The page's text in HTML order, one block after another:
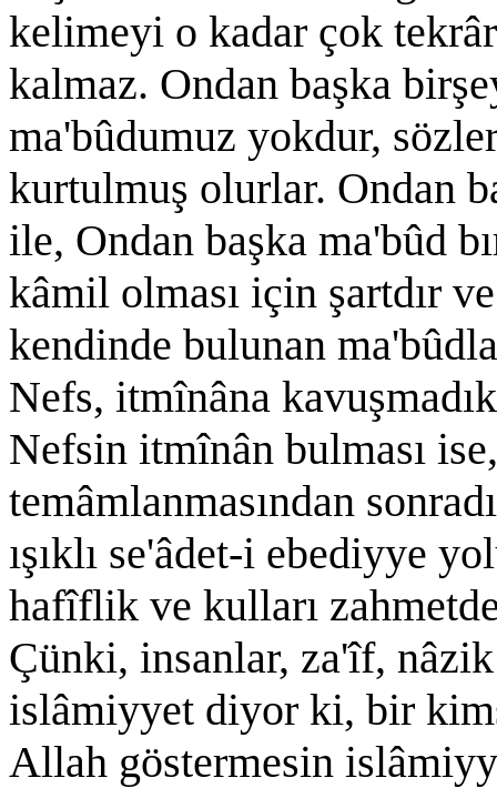
kelimeyi o kadar çok
kalmaz. Ondan başka
ma'bûdumuz yokdur,
kurtulmuş olurlar. Ondan
ile, Ondan başka ma'bûd
kâmil olması için şartdır
kendinde bulunan
Nefs, itmînâna
Nefsin itmînân bulması
temâmlanmasından
ışıklı se'âdet-i ebediyye
hafîflik ve kulları
Çünki, insanlar, za'îf,
islâmiyyet diyor ki, bir
Allah göstermesin